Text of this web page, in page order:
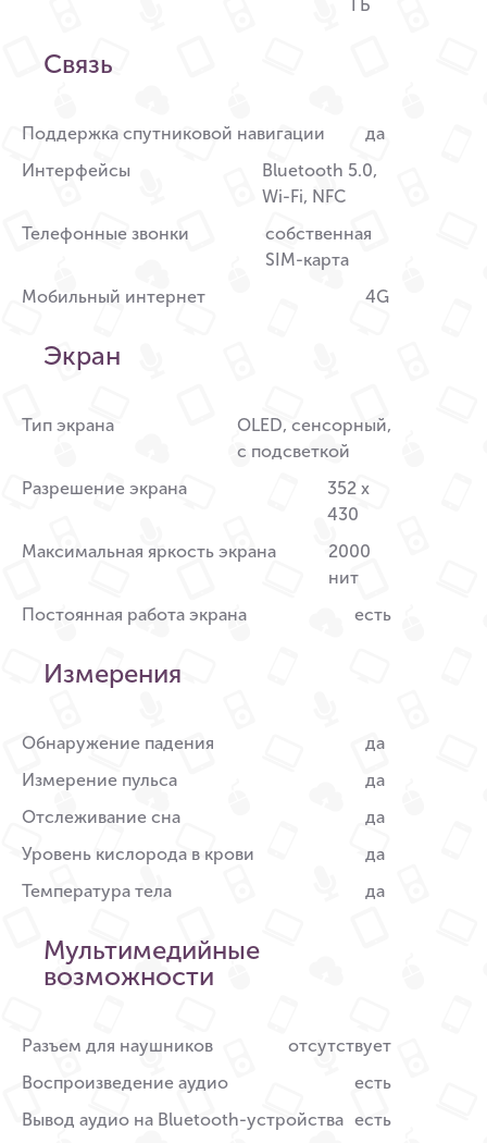
ГБ
Связь
Поддержка спутниковой навигации
да
Интерфейсы
Bluetooth 5.0,
Wi-Fi, NFC
Телефонные звонки
собственная
SIM-карта
Мобильный интернет
4G
Экран
Тип экрана
OLED, сенсорный,
с подсветкой
Разрешение экрана
352 x
430
Максимальная яркость экрана
2000
нит
Постоянная работа экрана
есть
Измерения
Обнаружение падения
да
Измерение пульса
да
Отслеживание сна
да
Уровень кислорода в крови
да
Температура тела
да
Мультимедийные
возможности
Разъем для наушников
отсутствует
Воспроизведение аудио
есть
Вывод аудио на Bluetooth-устройства есть